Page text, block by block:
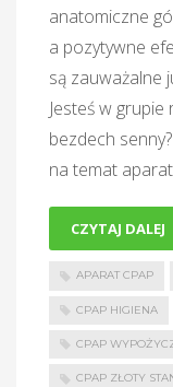
anatomiczne
a pozytywne
są zauważalne
Jesteś w
bezdech
na temat
APARAT CPAP
CPAP HIGIENA
CPAP
CPAP ZŁOTY
CZYTAJ DALEJ